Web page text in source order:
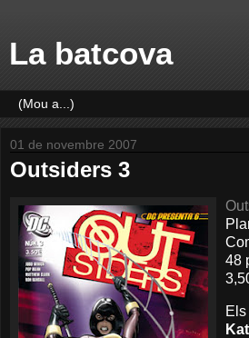
La batcova
01 de novembre 2007
Outsiders 3
48